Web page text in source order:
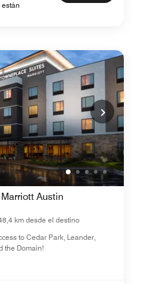
Austin
km desde el destino
to Cedar Park, Leander,
the Domain!